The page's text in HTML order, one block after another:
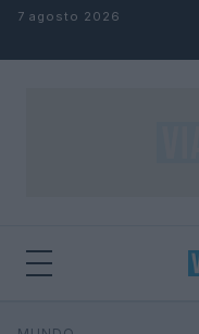
Saltar al contenido
7 agosto 2026